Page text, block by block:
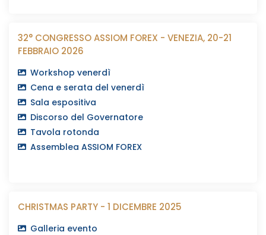
32° CONGRESSO ASSIOM FOREX - VENEZIA, 20-21
FEBBRAIO 2026
Workshop venerdì
Cena e serata del venerdì
Sala espositiva
Discorso del Governatore
Tavola rotonda
Assemblea ASSIOM FOREX
CHRISTMAS PARTY - 1 DICEMBRE 2025
Galleria evento